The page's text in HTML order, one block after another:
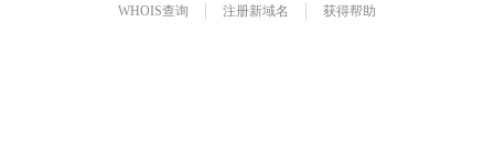
WHOIS查询 注册新域名 获得帮助